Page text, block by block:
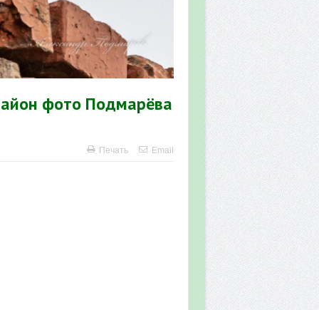
фото Подмарёва
Печать Email